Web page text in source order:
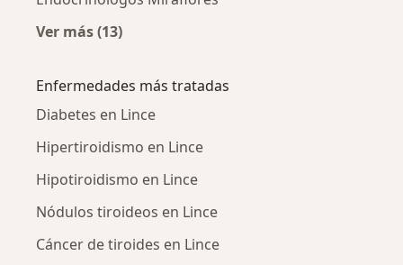
Ver más (13)
Enfermedades más tratadas
Diabetes en Lince
Hipertiroidismo en Lince
Hipotiroidismo en Lince
Nódulos tiroideos en Lince
Cáncer de tiroides en Lince